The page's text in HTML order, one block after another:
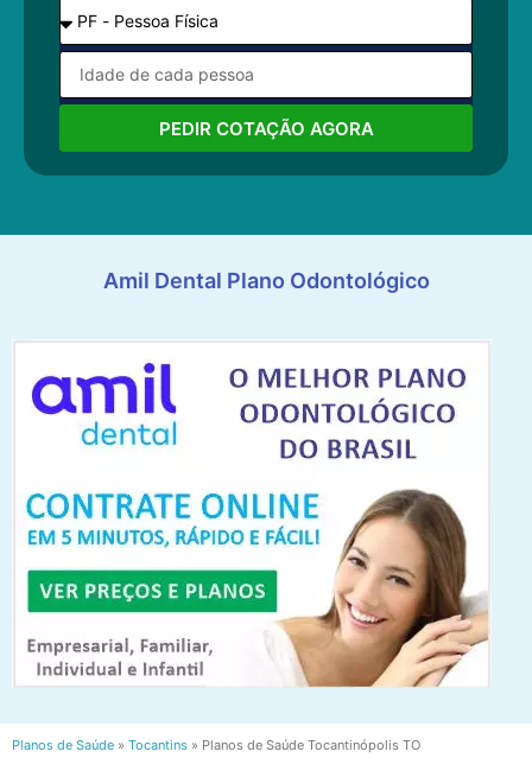
PEDIR COTAÇÃO AGORA
Amil Dental Plano Odontológico
Planos de Saúde » Tocantins » Planos de Saúde Tocantinópolis TO